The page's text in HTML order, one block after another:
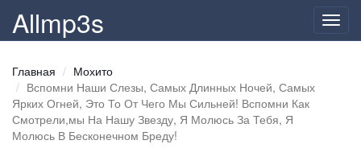
Allmp3s
Главная
Мохито
Вспомни Наши Слезы, Самых Длинных Ночей, Самых
Ярких Огней, Это То От Чего Мы Сильней! Вспомни Как
Смотрели,мы На Нашу Звезду, Я Молюсь За Тебя, Я
Молюсь В Бесконечном Бреду!